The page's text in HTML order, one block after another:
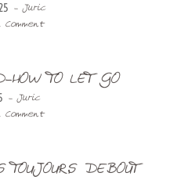
- Juric
TO LET GO
- Juric
DEBOUT